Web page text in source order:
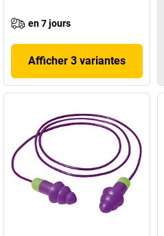
en 7 jours
Afficher 3 variantes